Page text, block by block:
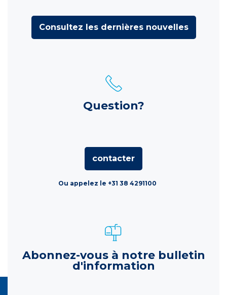
Consultez les dernières nouvelles
Question?
contacter
Ou appelez le +31 38 4291100
Abonnez-vous à notre bulletin
d'information